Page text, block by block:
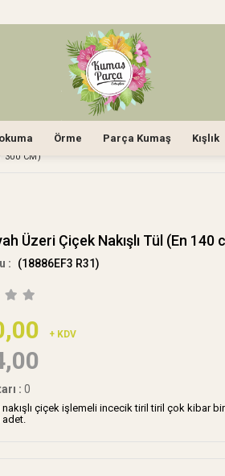
Örme Parça Kumaş Kışlık
300 CM)
Üzeri Çiçek Nakışlı Tül (En 140
(18886EF3 R31)
+ KDV
: 0
çiçek işlemeli incecik tiril tiril çok kibar
adet.